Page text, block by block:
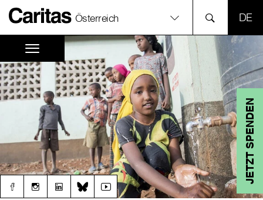
Österreich
JETZT SPENDEN